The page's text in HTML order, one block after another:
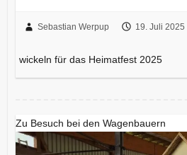
Sebastian Werpup 19. Juli 2025
wickeln für das Heimatfest 2025
Zu Besuch bei den Wagenbauern